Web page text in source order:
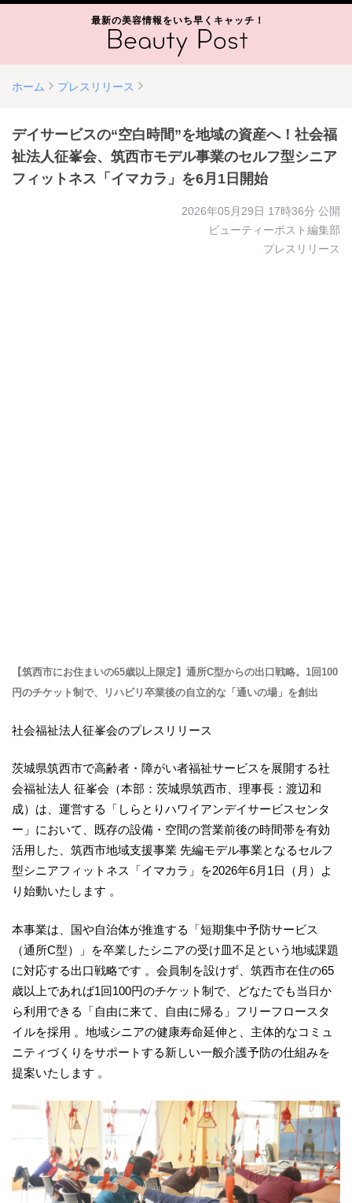
最新の美容情報をいち早くキャッチ！
ホーム プレスリリース
デイサービスの“空白時間”を地域の資産へ！社会福
祉法人征峯会、筑西市モデル事業のセルフ型シニア
フィットネス「イマカラ」を6月1日開始
2026年05月29日 17時36分 公開
ビューティーポスト編集部
プレスリリース
【筑西市にお住まいの65歳以上限定】通所C型からの出口戦略。1回100
円のチケット制で、リハビリ卒業後の自立的な「通いの場」を創出
社会福祉法人征峯会のプレスリリース
茨城県筑西市で高齢者・障がい者福祉サービスを展開する社
会福祉法人 征峯会（本部：茨城県筑西市、理事長：渡辺和
成）は、運営する「しらとりハワイアンデイサービスセンタ
ー」において、既存の設備・空間の営業前後の時間帯を有効
活用した、筑西市地域支援事業 先編モデル事業となるセルフ
型シニアフィットネス「イマカラ」を2026年6月1日（月）よ
り始動いたします 。
本事業は、国や自治体が推進する「短期集中予防サービス
（通所C型）」を卒業したシニアの受け皿不足という地域課題
に対応する出口戦略です 。会員制を設けず、筑西市在住の65
歳以上であれば1回100円のチケット制で、どなたでも当日か
ら利用できる「自由に来て、自由に帰る」フリーフロースタ
イルを採用 。地域シニアの健康寿命延伸と、主体的なコミュ
ニティづくりをサポートする新しい一般介護予防の仕組みを
提案いたします 。